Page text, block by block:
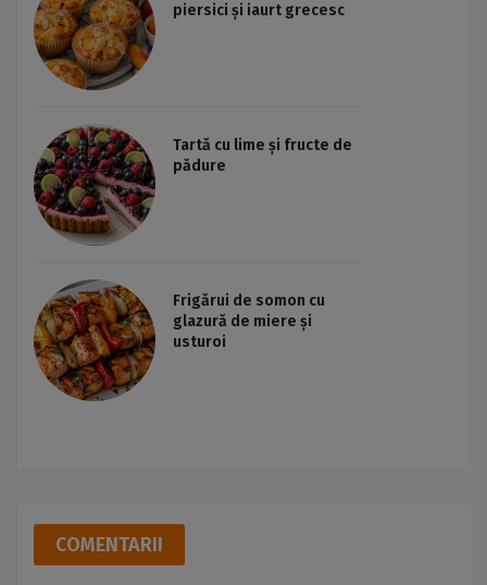
piersici și iaurt grecesc
Tartă cu lime și fructe de
pădure
Frigărui de somon cu
glazură de miere și
usturoi
COMENTARII